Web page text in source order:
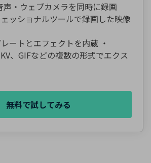
声・ウェブカメラを同時に録画
ッショナルツールで録画した映像
ートとエフェクトを内蔵 ・
、GIFなどの複数の形式でエクス
無料で試してみる